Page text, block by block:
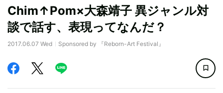
Chim↑Pom×大森靖子 異ジャンル対
談で話す、表現ってなんだ？
2017.06.07 Wed Sponsored by 『Reborn-Art Festival』